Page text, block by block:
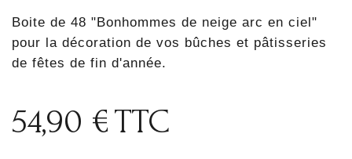
Boite de 48 "Bonhommes de neige arc en ciel"
pour la décoration de vos bûches et pâtisseries
de fêtes de fin d'année.
54,90 €TTC